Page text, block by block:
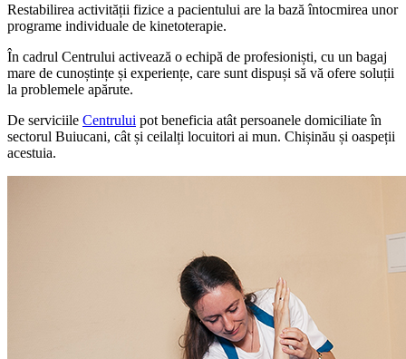
Restabilirea activității fizice a pacientului are la bază întocmirea unor
programe individuale de kinetoterapie.
În cadrul Centrului activează o echipă de profesioniști, cu un bagaj
mare de cunoștințe și experiențe, care sunt dispuși să vă ofere soluții
la problemele apărute.
De serviciile Centrului pot beneficia atât persoanele domiciliate în
sectorul Buiucani, cât și ceilalți locuitori ai mun. Chișinău și oaspeții
acestuia.